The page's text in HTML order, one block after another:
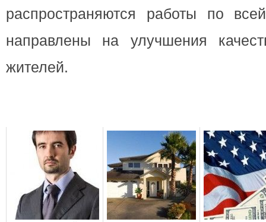
распространяются работы по
направлены на улучшения
жителей.